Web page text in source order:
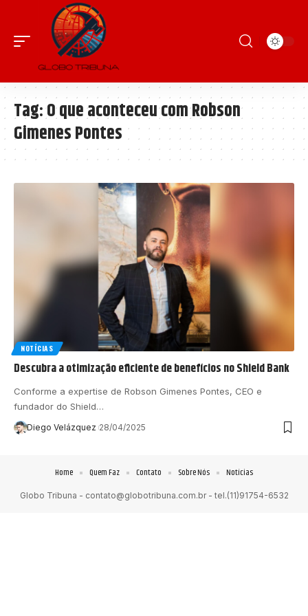
Tag:O que aconteceu com Robson
Gimenes Pontes
NOTÍCIAS
Descubra a otimização eficiente de benefícios no Shield Bank
Conforme a expertise de Robson Gimenes Pontes, CEO e
fundador do Shield…
Diego Velázquez 28/04/2025
Globo Tribuna - contato@globotribuna.com.br- tel.(11)91754-6532
Home Quem Faz Contato Sobre Nós Notícias